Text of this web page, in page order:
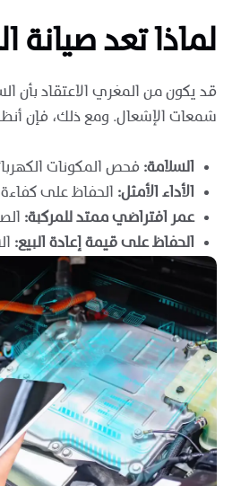
لماذا تعد صيانة
قد يكون من المغري الاعتقاد بأن
شمعات الإشعال. ومع ذلك، فإن
السلامة: فحص المكونات
الأداء الأمثل: الحفاظ على
عمر افتراضي ممتد للمركبة:
الحفاظ على قيمة إعادة البيع: